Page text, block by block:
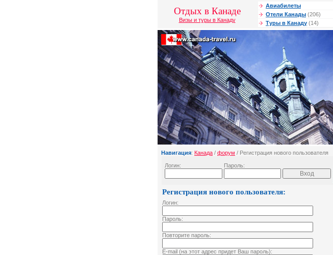
Отдых в Канаде
Визы и туры в Канаду
Авиабилеты
Отели Канады (206)
Туры в Канаду (14)
Навигация: Канада / форум / Регистрация нового пользователя
Логин: Пароль:
Регистрация нового пользователя:
Логин:
Пароль:
Повторите пароль:
E-mail (на этот адрес придет Ваш пароль):